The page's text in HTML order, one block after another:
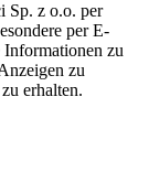
Sp. z o.o. per
per E-
zu
zu
erhalten.